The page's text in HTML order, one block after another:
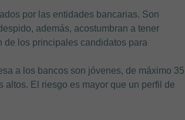
por las entidades bancarias. Son
además, acostumbran a tener
de los principales candidatos para
a los bancos son jóvenes, de máximo 35
altos. El riesgo es mayor que un perfil de